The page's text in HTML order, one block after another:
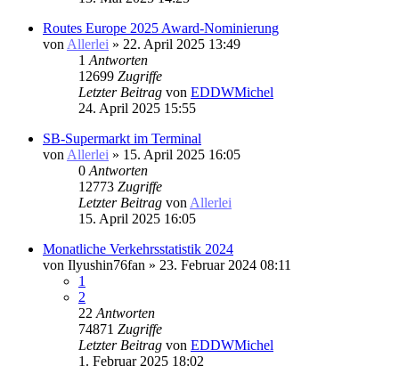
Routes Europe 2025 Award-Nominierung
von Allerlei » 22. April 2025 13:49
1 Antworten
12699 Zugriffe
Letzter Beitrag von EDDWMichel
24. April 2025 15:55
SB-Supermarkt im Terminal
von Allerlei » 15. April 2025 16:05
0 Antworten
12773 Zugriffe
Letzter Beitrag von Allerlei
15. April 2025 16:05
Monatliche Verkehrsstatistik 2024
von Ilyushin76fan » 23. Februar 2024 08:11
1
2
22 Antworten
74871 Zugriffe
Letzter Beitrag von EDDWMichel
1. Februar 2025 18:02